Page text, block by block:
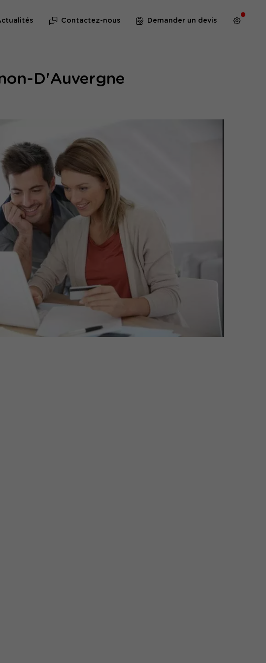
Contactez-nous Demander un devis
D'Auvergne